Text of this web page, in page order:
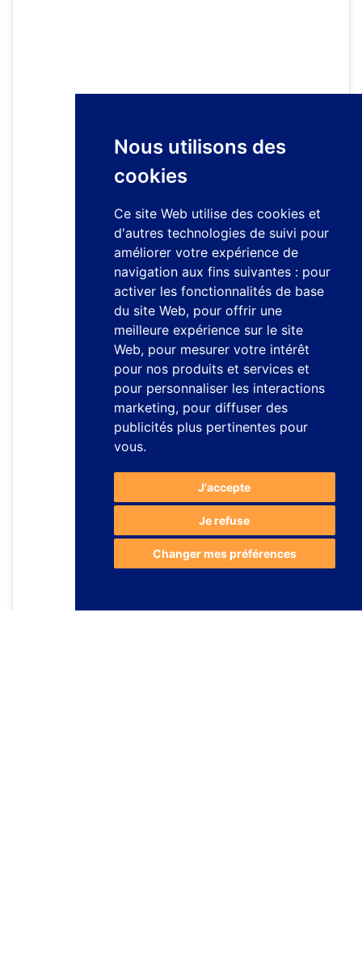
Nous utilisons des
cookies
Ce site Web utilise des cookies et
d'autres technologies de suivi pour
améliorer votre expérience de
navigation aux fins suivantes : pour
activer les fonctionnalités de base
du site Web, pour offrir une
meilleure expérience sur le site
Web, pour mesurer votre intérêt
pour nos produits et services et
pour personnaliser les interactions
marketing, pour diffuser des
publicités plus pertinentes pour
vous.
J'accepte
Je refuse
Changer mes préférences